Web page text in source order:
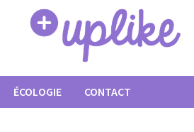
ÉCOLOGIE CONTACT